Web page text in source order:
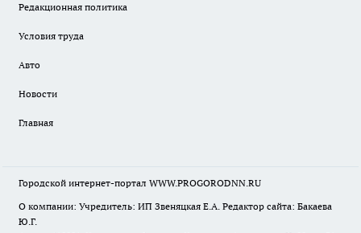
Редакционная политика
Условия труда
Авто
Новости
Главная
Городской интернет-портал WWW.PROGORODNN.RU
О компании: Учредитель: ИП Звеняцкая Е.А. Редактор сайта: Бакаева
Ю.Г.